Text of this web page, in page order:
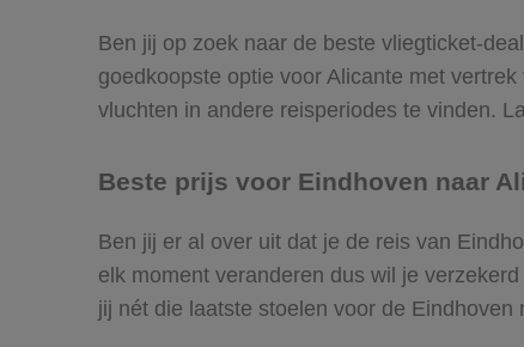
Ben jij op zoek naar de beste vliegticket-
goedkoopste optie voor Alicante met
vluchten in andere reisperiodes te vinden.
Beste prijs voor Eindhoven naar
Ben jij er al over uit dat je de reis van
elk moment veranderen dus wil je
jij nét die laatste stoelen voor de Eindhoven